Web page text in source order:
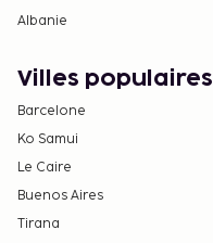
Albanie
Villes populaires
Barcelone
Ko Samui
Le Caire
Buenos Aires
Tirana